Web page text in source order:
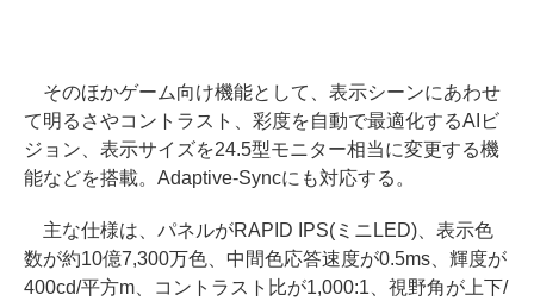
そのほかゲーム向け機能として、表示シーンにあわせ
て明るさやコントラスト、彩度を自動で最適化するAIビ
ジョン、表示サイズを24.5型モニター相当に変更する機
能などを搭載。Adaptive-Syncにも対応する。
主な仕様は、パネルがRAPID IPS(ミニLED)、表示色
数が約10億7,300万色、中間色応答速度が0.5ms、輝度が
400cd/平方m、コントラスト比が1,000:1、視野角が上下/